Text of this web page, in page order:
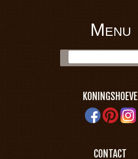
BOERDERIJ
KONINGSHOEVE
Menu
KONINGSHOEVE
CONTACT